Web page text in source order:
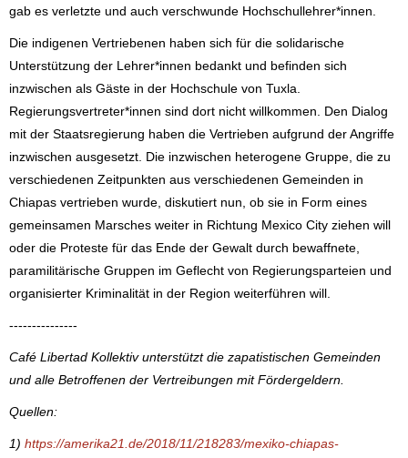
gab es verletzte und auch verschwunde Hochschullehrer*innen.
Die indigenen Vertriebenen haben sich für die solidarische
Unterstützung der Lehrer*innen bedankt und befinden sich
inzwischen als Gäste in der Hochschule von Tuxla.
Regierungsvertreter*innen sind dort nicht willkommen. Den Dialog
mit der Staatsregierung haben die Vertrieben aufgrund der Angriffe
inzwischen ausgesetzt. Die inzwischen heterogene Gruppe, die zu
verschiedenen Zeitpunkten aus verschiedenen Gemeinden in
Chiapas vertrieben wurde, diskutiert nun, ob sie in Form eines
gemeinsamen Marsches weiter in Richtung Mexico City ziehen will
oder die Proteste für das Ende der Gewalt durch bewaffnete,
paramilitärische Gruppen im Geflecht von Regierungsparteien und
organisierter Kriminalität in der Region weiterführen will.
---------------
Café Libertad Kollektiv unterstützt die zapatistischen Gemeinden
und alle Betroffenen der Vertreibungen mit Fördergeldern.
Quellen:
1) https://amerika21.de/2018/11/218283/mexiko-chiapas-